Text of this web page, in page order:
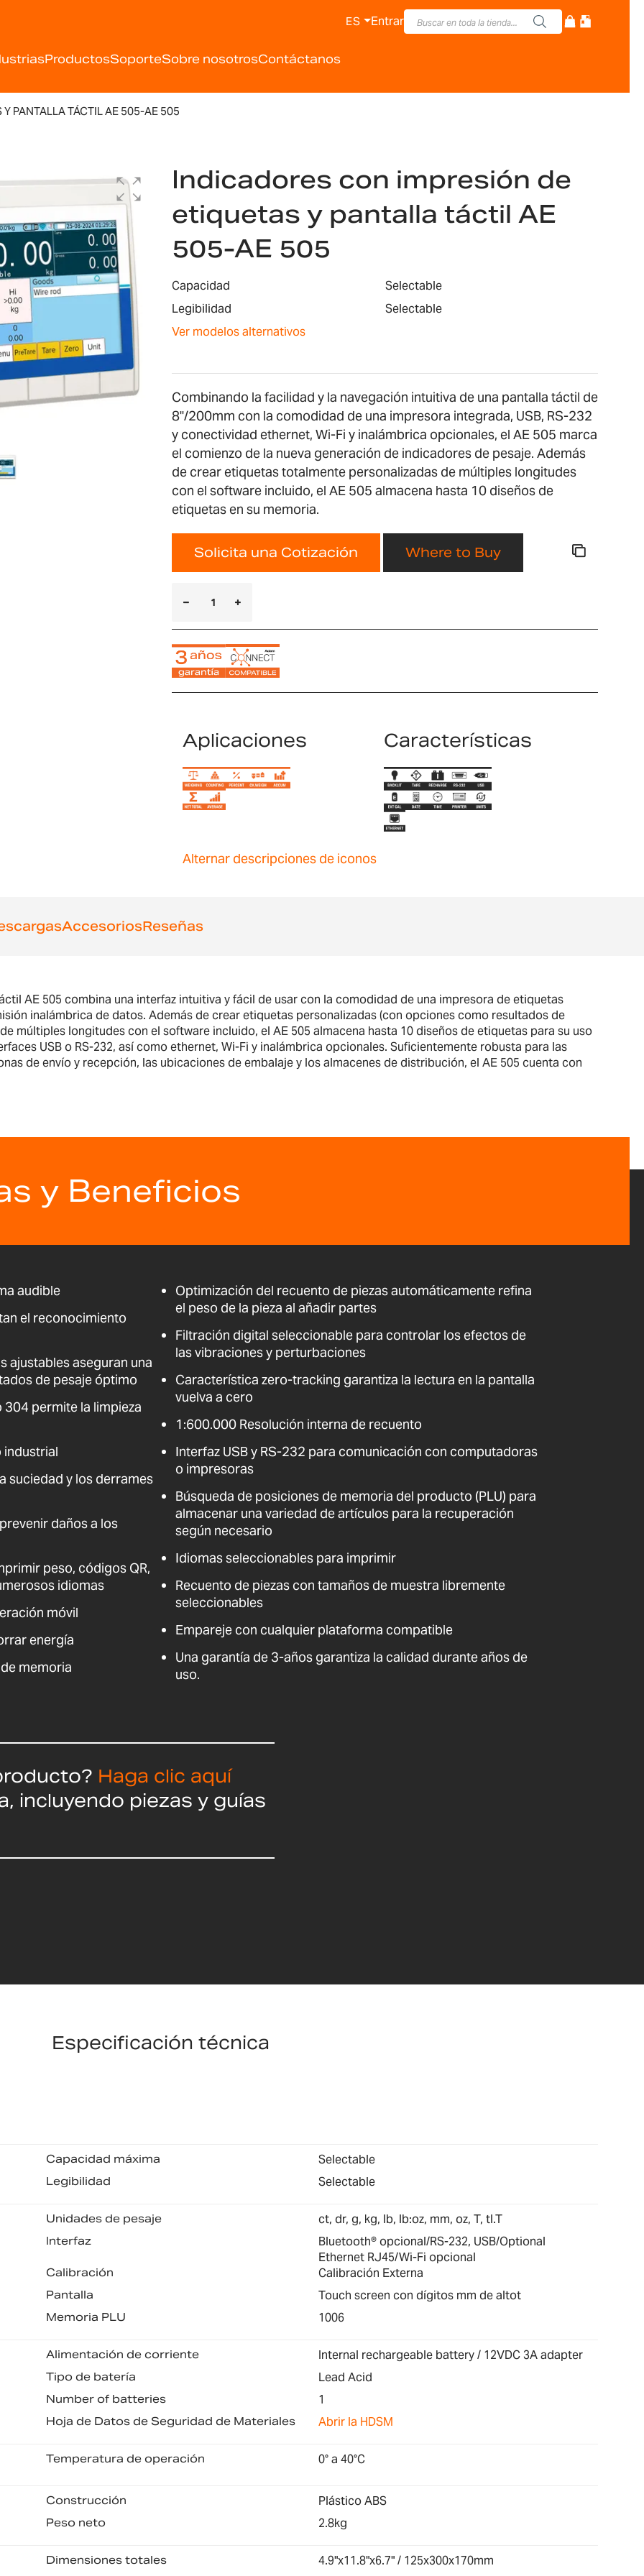
ProductosSoporteSobre nosotrosContáctanos
ES Entrar
PANTALLA TÁCTIL AE 505-AE 505
Indicadores con impresión de
etiquetas y pantalla táctil AE
505-AE 505
Capacidad
Selectable
Legibilidad
Selectable
Ver modelos alternativos
Combinando la facilidad y la navegación intuitiva de una pantalla táctil de
8"/200mm con la comodidad de una impresora integrada, USB, RS-232
y conectividad ethernet, Wi-Fi y inalámbrica opcionales, el AE 505 marca
el comienzo de la nueva generación de indicadores de pesaje. Además
de crear etiquetas totalmente personalizadas de múltiples longitudes
con el software incluido, el AE 505 almacena hasta 10 diseños de
etiquetas en su memoria.
Solicita una Cotización Where to Buy
Aplicaciones Características
Alternar descripciones de iconos
AccesoriosReseñas
AE 505 combina una interfaz intuitiva y fácil de usar con la comodidad de una impresora de etiquetas
inalámbrica de datos. Además de crear etiquetas personalizadas (con opciones como resultados de
múltiples longitudes con el software incluido, el AE 505 almacena hasta 10 diseños de etiquetas para su uso
USB o RS-232, así como ethernet, Wi-Fi y inalámbrica opcionales. Suficientemente robusta para las
de envío y recepción, las ubicaciones de embalaje y los almacenes de distribución, el AE 505 cuenta con
y Beneficios
audible
el reconocimiento
ajustables aseguran una
de pesaje óptimo
permite la limpieza
industrial
suciedad y los derrames
daños a los
peso, códigos QR,
idiomas
móvil
energía
memoria
Optimización del recuento de piezas automáticamente refina
el peso de la pieza al añadir partes
Filtración digital seleccionable para controlar los efectos de
las vibraciones y perturbaciones
Característica zero-tracking garantiza la lectura en la pantalla
vuelva a cero
1:600.000 Resolución interna de recuento
Interfaz USB y RS-232 para comunicación con computadoras
o impresoras
Búsqueda de posiciones de memoria del producto (PLU) para
almacenar una variedad de artículos para la recuperación
según necesario
Idiomas seleccionables para imprimir
Recuento de piezas con tamaños de muestra libremente
seleccionables
Empareje con cualquier plataforma compatible
Una garantía de 3-años garantiza la calidad durante años de
uso.
Haga clic aquí
incluyendo piezas y guías
Especificación técnica
Capacidad máxima Selectable
Legibilidad Selectable
Unidades de pesaje ct, dr, g, kg, lb, lb:oz, mm, oz, T, tl.T
Interfaz
Bluetooth® opcional/RS-232, USB/Optional
Ethernet RJ45/Wi-Fi opcional
Calibración Calibración Externa
Pantalla Touch screen con dígitos mm de altot
Memoria PLU 1006
Alimentación de corriente Internal rechargeable battery / 12VDC 3A adapter
Tipo de batería Lead Acid
Number of batteries 1
Hoja de Datos de Seguridad de Materiales Abrir la HDSM
Temperatura de operación 0° a 40°C
Construcción Plástico ABS
Peso neto 2.8kg
Dimensiones totales 4.9"x11.8"x6.7" / 125x300x170mm